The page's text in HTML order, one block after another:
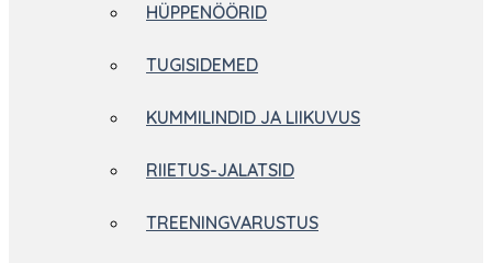
HÜPPENÖÖRID
TUGISIDEMED
KUMMILINDID JA LIIKUVUS
RIIETUS-JALATSID
TREENINGVARUSTUS